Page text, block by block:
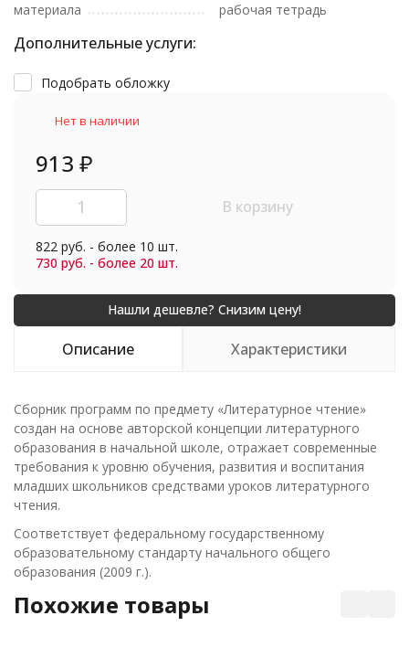
материала
рабочая тетрадь
Дополнительные услуги:
Подобрать обложку
Нет в наличии
913 ₽
В корзину
822 руб. - более 10 шт.
730 руб. - более 20 шт.
Описание Характеристики
Сборник программ по предмету «Литературное чтение»
создан на основе авторской концепции литературного
образования в начальной школе, отражает современные
требования к уровню обучения, развития и воспитания
младших школьников средствами уроков литературного
чтения.
Соответствует федеральному государственному
образовательному стандарту начального общего
образования (2009 г.).
Похожие товары